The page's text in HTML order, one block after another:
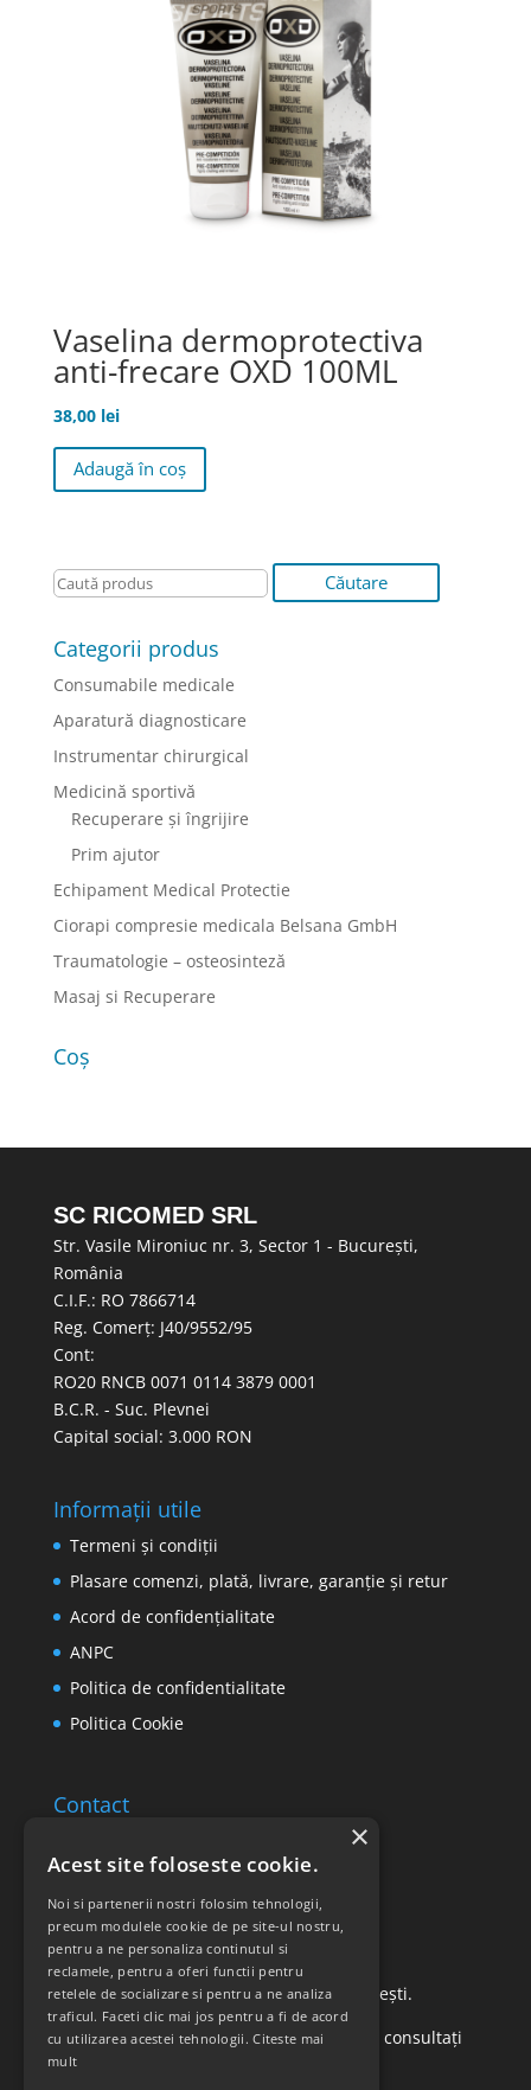
Vaselina dermoprotectiva
anti-frecare OXD 100ML
38,00 lei
Adaugă în coș
Categorii produs
Consumabile medicale
Aparatură diagnosticare
Instrumentar chirurgical
Medicină sportivă
Recuperare și îngrijire
Prim ajutor
Echipament Medical Protectie
Ciorapi compresie medicala Belsana GmbH
Traumatologie – osteosinteză
Masaj si Recuperare
Coș
SC RICOMED SRL
Str. Vasile Mironiuc nr. 3, Sector 1 - București,
România
C.I.F.: RO 7866714
Reg. Comerț: J40/9552/95
Cont:
RO20 RNCB 0071 0114 3879 0001
B.C.R. - Suc. Plevnei
Capital social: 3.000 RON
Informații utile
Termeni și condiții
Plasare comenzi, plată, livrare, garanție și retur
Acord de confidențialitate
ANPC
Politica de confidentialitate
Politica Cookie
Contact
Retur produse
Str. Vasile Mironiuc nr. 3, Sector 1, București.
Pentru detalii suplimentare, vă rugăm să consultați
politica de returnare a produselor
Acest site foloseste cookie.
Noi si partenerii nostri folosim tehnologii,
precum modulele cookie de pe site-ul nostru,
pentru a ne personaliza continutul si
reclamele, pentru a oferi functii pentru
retelele de socializare si pentru a ne analiza
traficul. Faceti clic mai jos pentru a fi de acord
cu utilizarea acestei tehnologii.Citeste mai
mult
×